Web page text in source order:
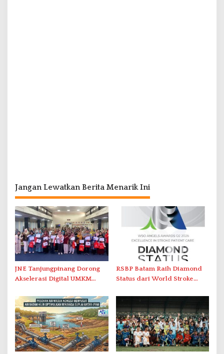
Jangan Lewatkan Berita Menarik Ini
JNE Tanjungpinang Dorong
Akselerasi Digital UMKM
2026
RSBP Batam Raih Diamond
Status dari World Stroke
Berstandar Internasional